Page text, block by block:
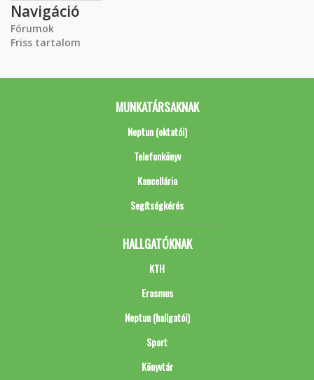
Navigáció
Fórumok
Friss tartalom
MUNKATÁRSAKNAK
Neptun (oktatói)
Telefonkönyv
Kancellária
Segítségkérés
HALLGATÓKNAK
KTH
Erasmus
Neptun (hallgatói)
Sport
Könyvtár